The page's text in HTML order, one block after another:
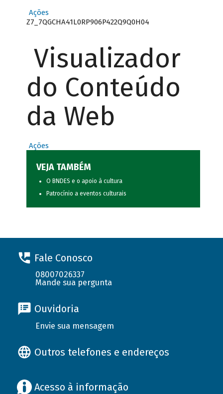
Ações
Z7_7QGCHA41L0RP906P422Q9Q0H04
Visualizador
do Conteúdo
da Web
Ações
VEJA TAMBÉM
O BNDES e o apoio à cultura
Patrocínio a eventos culturais
Fale Conosco
08007026337
Mande sua pergunta
Ouvidoria
Envie sua mensagem
Outros telefones e endereços
Acesso à informação